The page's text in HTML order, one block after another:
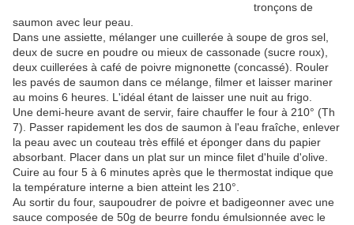
tronçons de
saumon avec leur peau.
Dans une assiette, mélanger une cuillerée à soupe de gros sel,
deux de sucre en poudre ou mieux de cassonade (sucre roux),
deux cuillerées à café de poivre mignonette (concassé). Rouler
les pavés de saumon dans ce mélange, filmer et laisser mariner
au moins 6 heures. L'idéal étant de laisser une nuit au frigo.
Une demi-heure avant de servir, faire chauffer le four à 210° (Th
7). Passer rapidement les dos de saumon à l'eau fraîche, enlever
la peau avec un couteau très effilé et éponger dans du papier
absorbant. Placer dans un plat sur un mince filet d'huile d'olive.
Cuire au four 5 à 6 minutes après que le thermostat indique que
la température interne a bien atteint les 210°.
Au sortir du four, saupoudrer de poivre et badigeonner avec une
sauce composée de 50g de beurre fondu émulsionnée avec le